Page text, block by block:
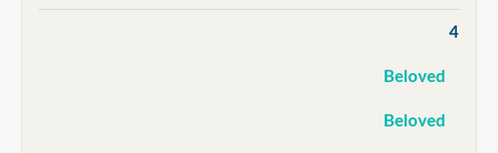
4
Beloved
Beloved